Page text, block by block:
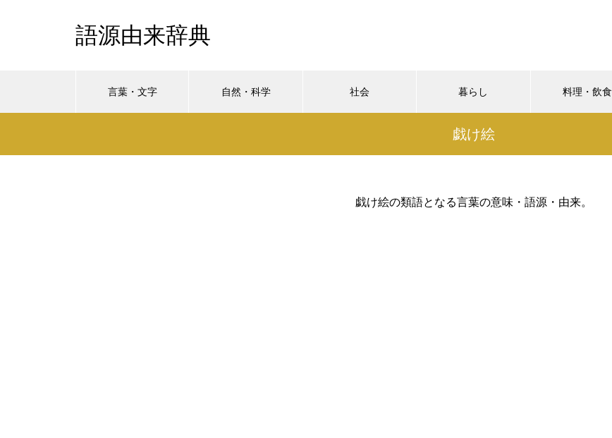
語源由来辞典
言葉・文字 自然・科学 社会 暮らし 料理・飲食
戯け絵
戯け絵の類語となる言葉の意味・語源・由来。